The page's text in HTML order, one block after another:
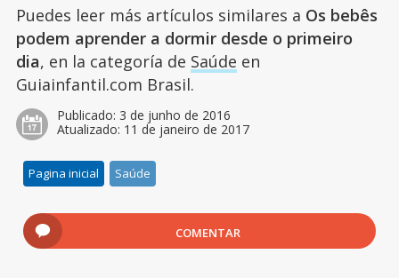
Puedes leer más artículos similares a Os bebês
podem aprender a dormir desde o primeiro
dia, en la categoría de Saúde en
Guiainfantil.com Brasil.
Publicado: 3 de junho de 2016
Atualizado: 11 de janeiro de 2017
Pagina inicial Saúde
COMENTAR